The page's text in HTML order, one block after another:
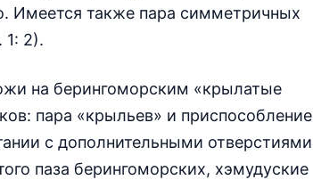
Имеется также пара симметричных
1: 2).
на берингоморским «крылатые
пара «крыльев» и приспособление
с дополнительными отверстиями
паза берингоморских, хэмудуские